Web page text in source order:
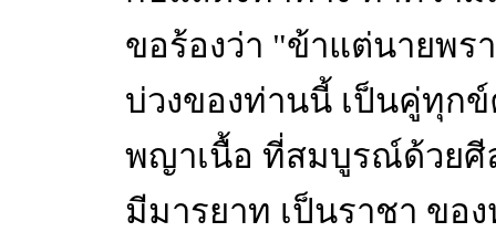
ขอร้องว่า "ข้าแต่นายพร
บ่วงของท่านนี้ เป็นคู่ทุกข์
พญาเนื้อ ที่สมบูรณ์ด้วยศี
มีมารยาท เป็นราชา ขอ